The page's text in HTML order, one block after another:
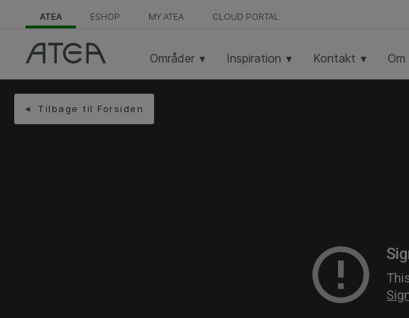
ATEA ESHOP MY ATEA CLOUD PORTAL
Områder Inspiration Kontakt
Tilbage til Forsiden